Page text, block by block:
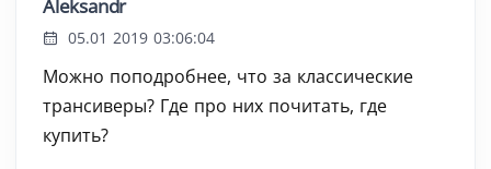
Aleksandr
05.01 2019 03:06:04
Можно поподробнее, что за классические
трансиверы? Где про них почитать, где
купить?